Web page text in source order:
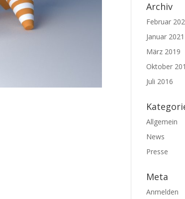
Archiv
Februar
Januar 2021
März 2019
Oktober
Juli 2016
Allgemein
News
Presse
Meta
Anmelden